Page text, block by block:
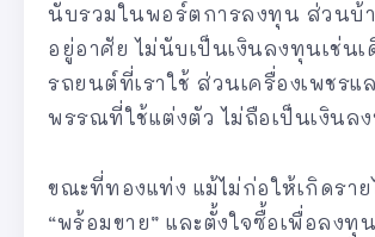
นับรวมในพอร์ตการลงทุน ส่วนบ้า
อยู่อาศัย ไม่นับเป็นเงินลงทุนเช่นเ
รถยนต์ที่เราใช้ ส่วนเครื่องเพชรแ
พรรณที่ใช้แต่งตัว ไม่ถือเป็นเงินล
ขณะที่ทองแท่ง แม้ไม่ก่อให้เกิดราย
“พร้อมขาย” และตั้งใจซื้อเพื่อลงทุ